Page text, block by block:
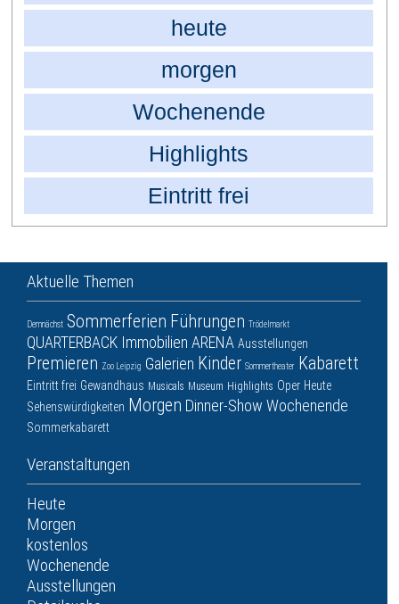
heute
morgen
Wochenende
Highlights
Eintritt frei
Aktuelle Themen
Demnächst Sommerferien Führungen Trödelmarkt
QUARTERBACK Immobilien ARENA Ausstellungen
Premieren Zoo Leipzig Galerien Kinder Sommertheater Kabarett
Eintritt frei Gewandhaus Musicals Museum Highlights Oper Heute
Sehenswürdigkeiten Morgen Dinner-Show Wochenende
Sommerkabarett
Veranstaltungen
Heute
Morgen
kostenlos
Wochenende
Ausstellungen